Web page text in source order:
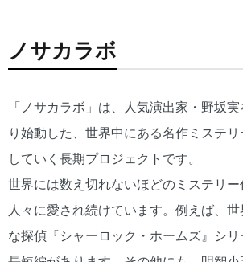
ノサカラボ
「ノサカラボ」は、人気演出家・野坂
り始動した、世界中にある名作ミステ
していく長期プロジェクトです。
世界には数え切れないほどのミステリー
人々に愛され続けています。例えば、
な探偵『シャーロック・ホームズ』シ